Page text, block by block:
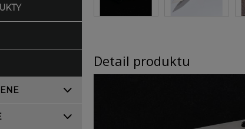
Detail produktu